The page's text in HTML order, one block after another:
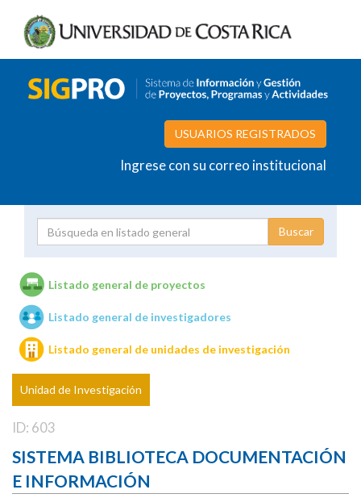
USUARIOS REGISTRADOS
Ingrese con su correo institucional
Unidades de investigación
Listado general de proyectos
Listado general de investigadores
Listado general de unidades de investigación
Unidad de Investigación
ID: 603
SISTEMA BIBLIOTECA DOCUMENTACIÓN
E INFORMACIÓN